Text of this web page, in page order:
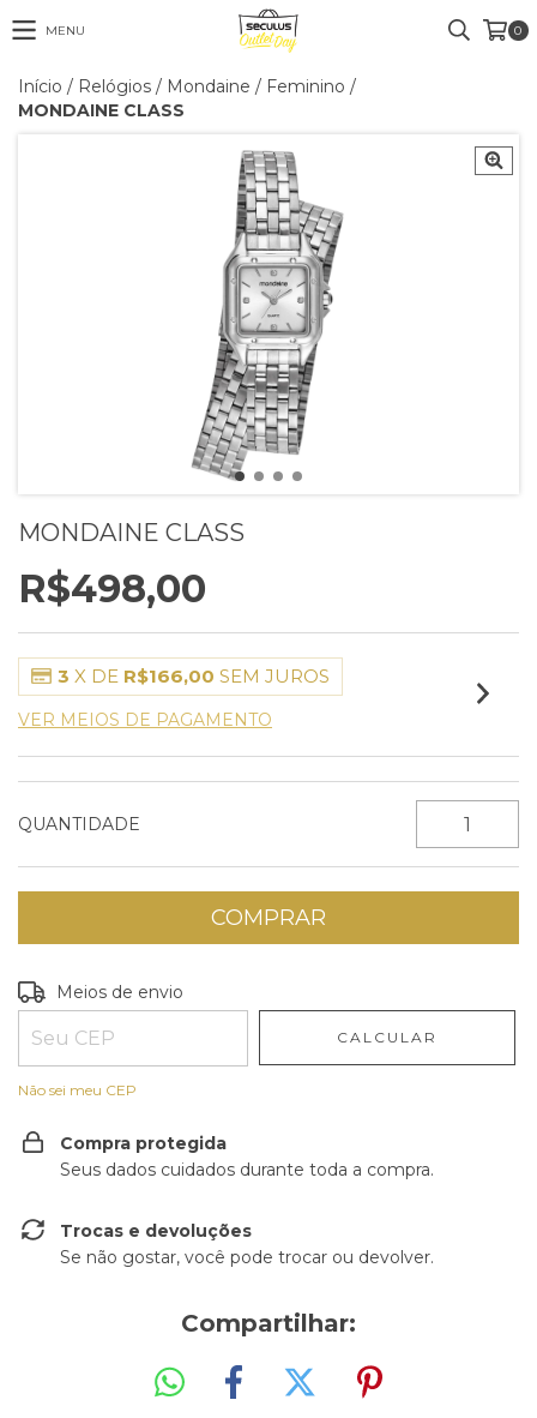
MENU 0
Início / Relógios / Mondaine / Feminino /
MONDAINE CLASS
MONDAINE CLASS
R$498,00
3 X DE R$166,00 SEM JUROS
VER MEIOS DE PAGAMENTO
QUANTIDADE
Entregas para o CEP:
Meios de envio
CALCULAR
Não sei meu CEP
Compra protegida
Seus dados cuidados durante toda a compra.
Trocas e devoluções
Se não gostar, você pode trocar ou devolver.
Compartilhar: